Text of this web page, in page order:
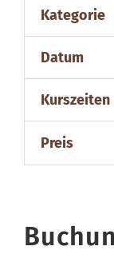
Kategorie
Datum
Kurszeiten
Preis